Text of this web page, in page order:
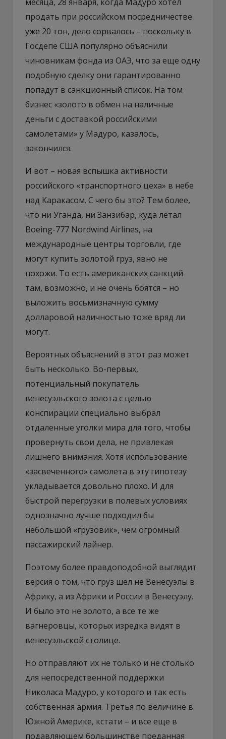
продать при российском посредничестве
уже 20 тон, дело сорвалось – поскольку в
Госдепе США популярно объяснили
чиновникам фонда из ОАЭ, что за еще одну
подобную сделку они гарантированно
попадут в санкционный список. На том
бизнес «золото в обмен на наличные
деньги с доставкой российскими
самолетами» у Мадуро, казалось,
закончился.
И вот – новая вспышка активности
российского «транспортного цеха» в небе
над Каракасом. С чего бы это? Тем более,
что ни Уганда, ни Занзибар, куда летал
Boeing-777 Nordwind Airlines, на
международные центры торговли, где
могут купить золотой груз, явно не
похожи. То есть американских санкций
там, возможно, и не очень боятся – но
выложить восьмизначную сумму
долларовой наличностью тоже вряд ли
могут.
Вероятных объяснений в этот раз может
быть несколько. Во-первых,
потенциальный покупатель
венесуэльского золота с целью
конспирации специально выбрал
отдаленные уголки мира для того, чтобы
провернуть свои дела, не привлекая
лишнего внимания. Хотя использование
«засвеченного» самолета в эту гипотезу
укладывается довольно плохо. И для
быстрой перегрузки в полевых условиях
однозначно лучше подходил бы
небольшой «грузовик», чем огромный
пассажирский лайнер.
Поэтому более правдоподобной выглядит
версия о том, что груз шел не Венесуэлы в
Африку, а из Африки и России в Венесуэлу.
И было это не золото, а все те же
вагнеровцы, которых изредка видят в
венесуэльской столице.
Но отправляют их не только и не столько
для непосредственной поддержки
Николаса Мадуро, у которого и так есть
собственная армия. Третья по величине в
Южной Америке, кстати – и все еще в
подавляющем большинстве преданная